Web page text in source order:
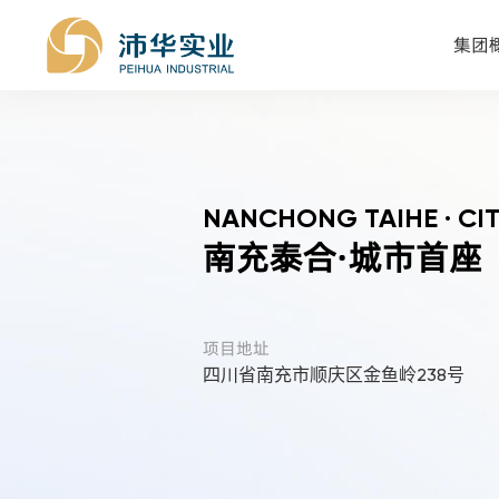
集团
NANCHONG TAIHE ·
南充泰合·城市首座
项目地址
四川省南充市顺庆区金鱼岭238号